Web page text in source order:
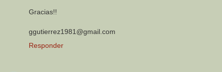
Gracias!!
ggutierrez1981@gmail.com
Responder